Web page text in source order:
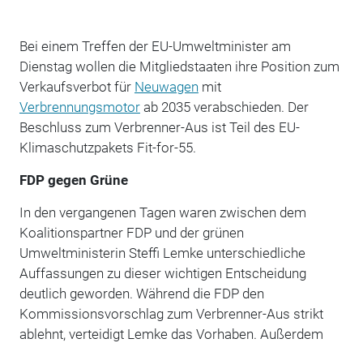
Bei einem Treffen der EU-Umweltminister am
Dienstag wollen die Mitgliedstaaten ihre Position zum
Verkaufsverbot für Neuwagen mit
Verbrennungsmotorab 2035 verabschieden. Der
Beschluss zum Verbrenner-Aus ist Teil des EU-
Klimaschutzpakets Fit-for-55.
FDP gegen Grüne
In den vergangenen Tagen waren zwischen dem
Koalitionspartner FDP und der grünen
Umweltministerin Steffi Lemke unterschiedliche
Auffassungen zu dieser wichtigen Entscheidung
deutlich geworden. Während die FDP den
Kommissionsvorschlag zum Verbrenner-Aus strikt
ablehnt, verteidigt Lemke das Vorhaben. Außerdem